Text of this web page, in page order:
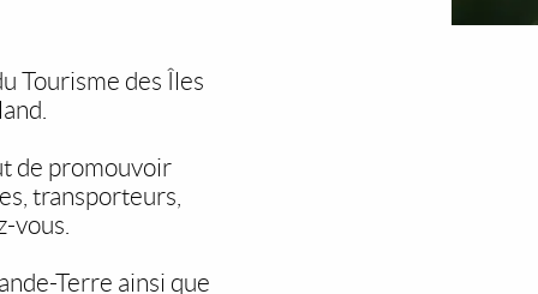
Tourisme des Îles
de promouvoir
transporteurs,
vous.
Terre ainsi que